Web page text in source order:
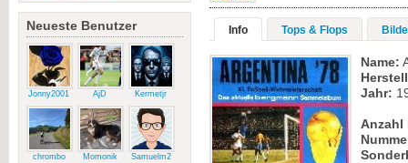
Neueste Benutzer
Jonny2001 AjD Kermetjr
chrombo Momonik Samuelm2
Info Tops & Flops
Name:
Jahr:
Anzahl